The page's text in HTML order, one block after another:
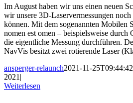
Im August haben wir uns einen neuen
wir unsere 3D-Laservermessungen
können. Mit dem sogenannten Mobilen
nomen est omen – beispielsweise durch
die eigentliche Messung durchführen.
NavVis besitzt zwei rotierende Laser
ansperger-relaunch2021-11-
2021 |
Weiterlesen